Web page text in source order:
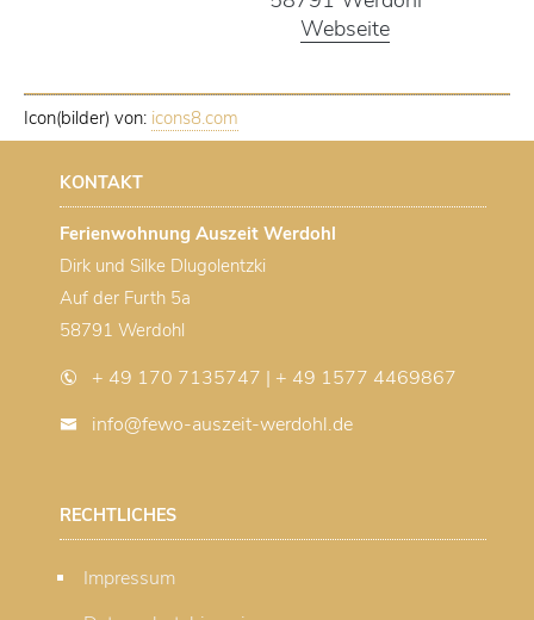
Webseite
Icon(bilder) von: icons8.com
KONTAKT
Ferienwohnung Auszeit Werdohl
Dirk und Silke Dlugolentzki
Auf der Furth 5a
58791 Werdohl
+ 49 170 7135747 | + 49 1577 4469867
info@fewo-auszeit-werdohl.de
RECHTLICHES
Impressum